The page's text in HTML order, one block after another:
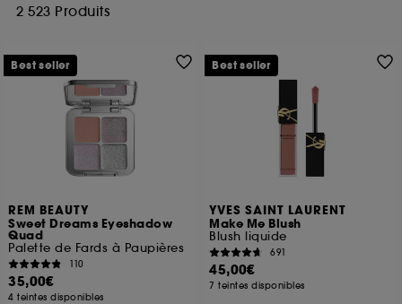
2 523 Produits
REM BEAUTY
Sweet Dreams Eyeshadow
Quad
Palette de Fards à Paupières
110
35,00€
4 teintes disponibles
Best seller
YVES SAINT LAURENT
Make Me Blush
Blush liquide
691
45,00€
7 teintes disponibles
Best seller